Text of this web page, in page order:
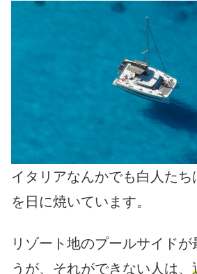
イタリアなんかでも白人た
を日に焼いています。
リゾート地のプールサイドが
うが、それができない人は、